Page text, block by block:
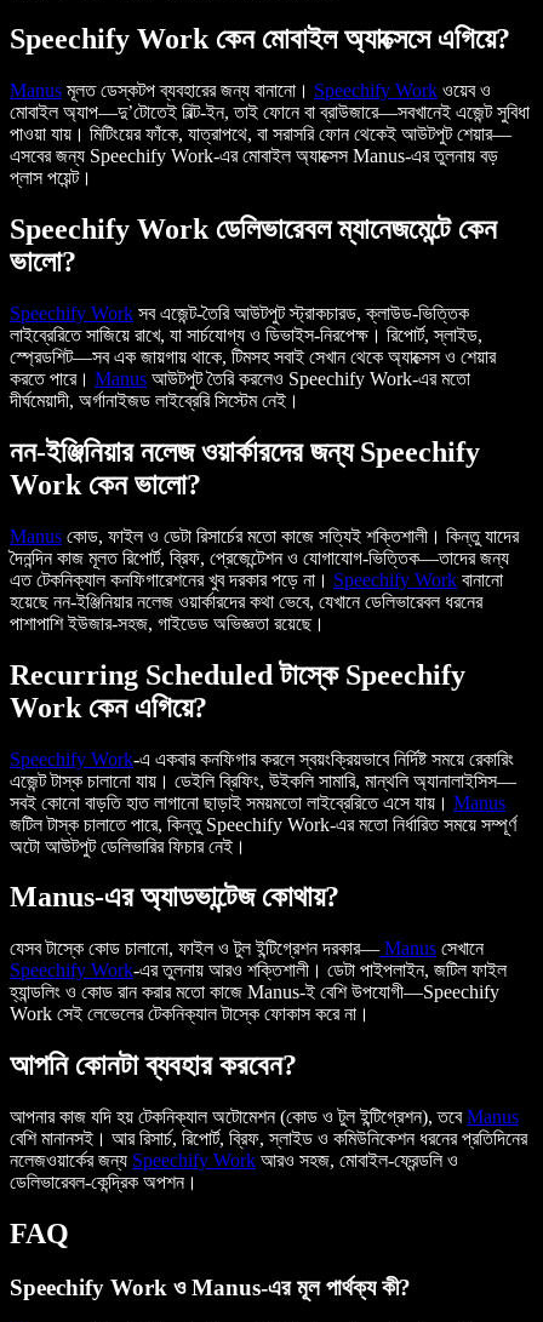
Speechify Work কেন মোবাইল অ্যাক্সেসে এগিয়ে?
Manus মূলত ডেস্কটপ ব্যবহারের জন্য বানানো। Speechify Work ওয়েব ও
মোবাইল অ্যাপ—দু’টোতেই বিল্ট-ইন, তাই ফোনে বা ব্রাউজারে—সবখানেই এজেন্ট সুবিধা
পাওয়া যায়। মিটিংয়ের ফাঁকে, যাত্রাপথে, বা সরাসরি ফোন থেকেই আউটপুট শেয়ার—
এসবের জন্য Speechify Work-এর মোবাইল অ্যাক্সেস Manus-এর তুলনায় বড়
প্লাস পয়েন্ট।
Speechify Work ডেলিভারেবল ম্যানেজমেন্টে কেন
ভালো?
Speechify Work সব এজেন্ট-তৈরি আউটপুট স্ট্রাকচারড, ক্লাউড-ভিত্তিক
লাইব্রেরিতে সাজিয়ে রাখে, যা সার্চযোগ্য ও ডিভাইস-নিরপেক্ষ। রিপোর্ট, স্লাইড,
স্প্রেডশিট—সব এক জায়গায় থাকে, টিমসহ সবাই সেখান থেকে অ্যাক্সেস ও শেয়ার
করতে পারে। Manus আউটপুট তৈরি করলেও Speechify Work-এর মতো
দীর্ঘমেয়াদী, অর্গানাইজড লাইব্রেরি সিস্টেম নেই।
নন-ইঞ্জিনিয়ার নলেজ ওয়ার্কারদের জন্য Speechify
Work কেন ভালো?
Manus কোড, ফাইল ও ডেটা রিসার্চের মতো কাজে সত্যিই শক্তিশালী। কিন্তু যাদের
দৈনন্দিন কাজ মূলত রিপোর্ট, ব্রিফ, প্রেজেন্টেশন ও যোগাযোগ-ভিত্তিক—তাদের জন্য
এত টেকনিক্যাল কনফিগারেশনের খুব দরকার পড়ে না। Speechify Work বানানো
হয়েছে নন-ইঞ্জিনিয়ার নলেজ ওয়ার্কারদের কথা ভেবে, যেখানে ডেলিভারেবল ধরনের
পাশাপাশি ইউজার-সহজ, গাইডেড অভিজ্ঞতা রয়েছে।
Recurring Scheduled টাস্কে Speechify
Work কেন এগিয়ে?
Speechify Work-এ একবার কনফিগার করলে স্বয়ংক্রিয়ভাবে নির্দিষ্ট সময়ে রেকারিং
এজেন্ট টাস্ক চালানো যায়। ডেইলি ব্রিফিং, উইকলি সামারি, মান্থলি অ্যানালাইসিস—
সবই কোনো বাড়তি হাত লাগানো ছাড়াই সময়মতো লাইব্রেরিতে এসে যায়। Manus
জটিল টাস্ক চালাতে পারে, কিন্তু Speechify Work-এর মতো নির্ধারিত সময়ে সম্পূর্ণ
অটো আউটপুট ডেলিভারির ফিচার নেই।
Manus-এর অ্যাডভান্টেজ কোথায়?
যেসব টাস্কে কোড চালানো, ফাইল ও টুল ইন্টিগ্রেশন দরকার— Manus সেখানে
Speechify Work-এর তুলনায় আরও শক্তিশালী। ডেটা পাইপলাইন, জটিল ফাইল
হ্যান্ডলিং ও কোড রান করার মতো কাজে Manus-ই বেশি উপযোগী—Speechify
Work সেই লেভেলের টেকনিক্যাল টাস্কে ফোকাস করে না।
আপনি কোনটা ব্যবহার করবেন?
আপনার কাজ যদি হয় টেকনিক্যাল অটোমেশন (কোড ও টুল ইন্টিগ্রেশন), তবেManus
বেশি মানানসই। আর রিসার্চ, রিপোর্ট, ব্রিফ, স্লাইড ও কমিউনিকেশন ধরনের প্রতিদিনের
নলেজওয়ার্কের জন্য Speechify Work আরও সহজ, মোবাইল-ফ্রেন্ডলি ও
ডেলিভারেবল-কেন্দ্রিক অপশন।
FAQ
Speechify Work ও Manus-এর মূল পার্থক্য কী?